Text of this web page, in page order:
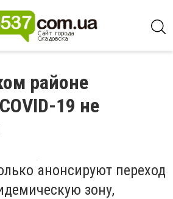
районе
19 не
анонсируют переход
зону,